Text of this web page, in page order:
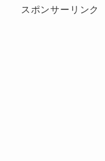
スポンサーリンク